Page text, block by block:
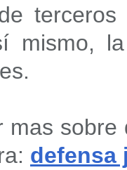
mismo,
mas
defensa